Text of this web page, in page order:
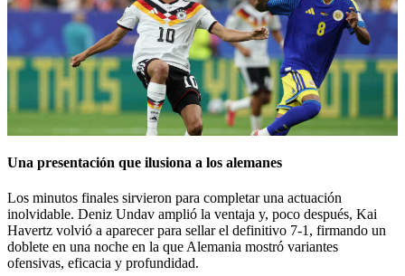
Una presentación que ilusiona a los alemanes
Los minutos finales sirvieron para completar una actuación
inolvidable. Deniz Undav amplió la ventaja y, poco después, Kai
Havertz volvió a aparecer para sellar el definitivo 7-1, firmando un
doblete en una noche en la que Alemania mostró variantes
ofensivas, eficacia y profundidad.